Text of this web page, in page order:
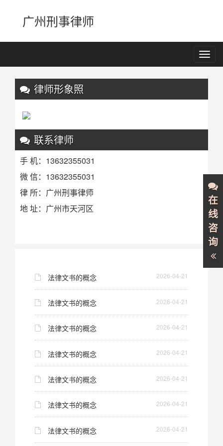
广州刑事律师
律师形象照
联系律师
手 机：13632355031
微 信：13632355031
律 所：广州刑事律师
地 址：广州市天河区
法律文书的概念 2026-04-21
法律文书的概念 2026-04-21
法律文书的概念 2026-04-21
法律文书的概念 2026-04-21
法律文书的概念 2026-04-21
法律文书的概念 2026-04-21
法律文书的概念 2026-04-21
在
线
咨
询